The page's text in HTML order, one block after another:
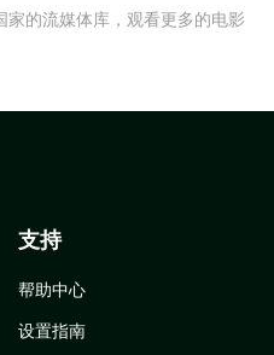
家的流媒体库，观看更多的电影
支持
帮助中心
设置指南